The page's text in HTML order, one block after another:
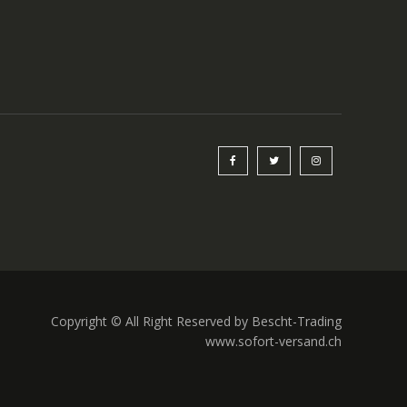
Copyright © All Right Reserved by Bescht-Trading
www.sofort-versand.ch